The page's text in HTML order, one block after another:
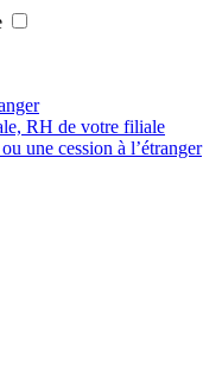
RH de votre filiale
une cession à l’étranger